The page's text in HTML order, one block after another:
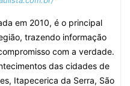
em 2010, é o principal
trazendo informação
com a verdade.
das cidades de
Itapecerica da Serra, São